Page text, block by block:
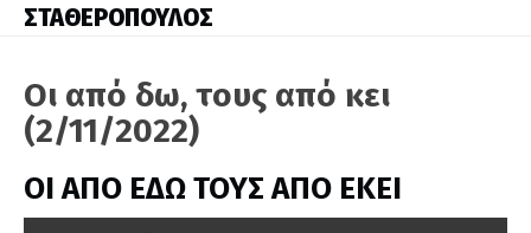
ΣΤΑΘΕΡΟΠΟΥΛΟΣ
Οι από δω, τους από κει
(2/11/2022)
ΟΙ ΑΠΟ ΕΔΩ ΤΟΥΣ ΑΠΟ ΕΚΕΙ